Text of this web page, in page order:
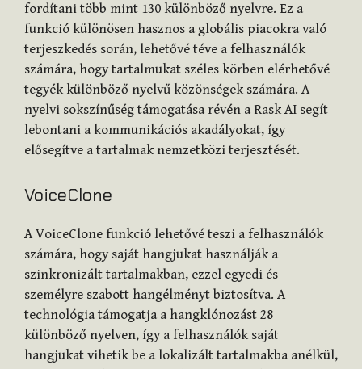
fordítani több mint 130 különböző nyelvre. Ez a
funkció különösen hasznos a globális piacokra való
terjeszkedés során, lehetővé téve a felhasználók
számára, hogy tartalmukat széles körben elérhetővé
tegyék különböző nyelvű közönségek számára. A
nyelvi sokszínűség támogatása révén a Rask AI segít
lebontani a kommunikációs akadályokat, így
elősegítve a tartalmak nemzetközi terjesztését​​.
VoiceClone
A VoiceClone funkció lehetővé teszi a felhasználók
számára, hogy saját hangjukat használják a
szinkronizált tartalmakban, ezzel egyedi és
személyre szabott hangélményt biztosítva. A
technológia támogatja a hangklónozást 28
különböző nyelven, így a felhasználók saját
hangjukat vihetik be a lokalizált tartalmakba anélkül,